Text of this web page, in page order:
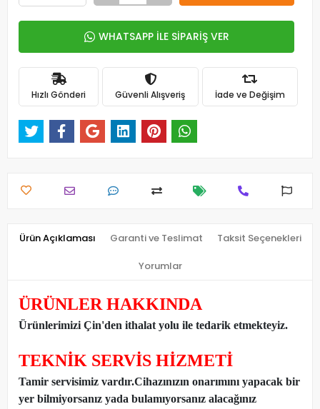
WHATSAPP İLE SİPARİŞ VER
Hızlı Gönderi Güvenli Alışveriş İade ve Değişim
Ürün Açıklaması Garanti ve Teslimat Taksit Seçenekleri
Yorumlar
ÜRÜNLER HAKKINDA
Ürünlerimizi Çin'den ithalat yolu ile tedarik etmekteyiz.
TEKNİK SERVİS HİZMETİ
Tamir servisimiz vardır.Cihazınızın onarımını yapacak bir
yer bilmiyorsanız yada bulamıyorsanız alacağınız